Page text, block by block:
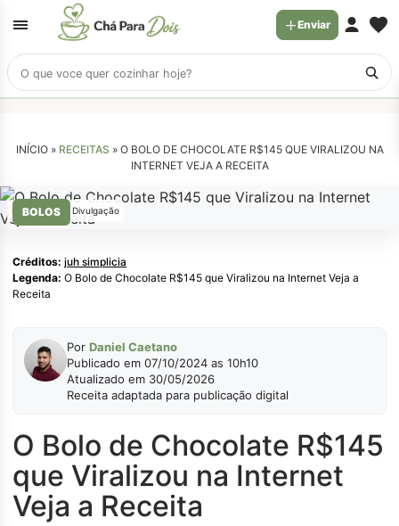
Buscar
receitas
Enviar
INÍCIO » RECEITAS » O BOLO DE CHOCOLATE R$145 QUE VIRALIZOU NA
INTERNET VEJA A RECEITA
BOLOS
Reprodução / Divulgação
Créditos: juh simplicia
Legenda: O Bolo de Chocolate R$145 que Viralizou na Internet Veja a
Receita
Por Daniel Caetano
Publicado em 07/10/2024 as 10h10
Atualizado em 30/05/2026
Receita adaptada para publicação digital
O Bolo de Chocolate R$145
que Viralizou na Internet
Veja a Receita